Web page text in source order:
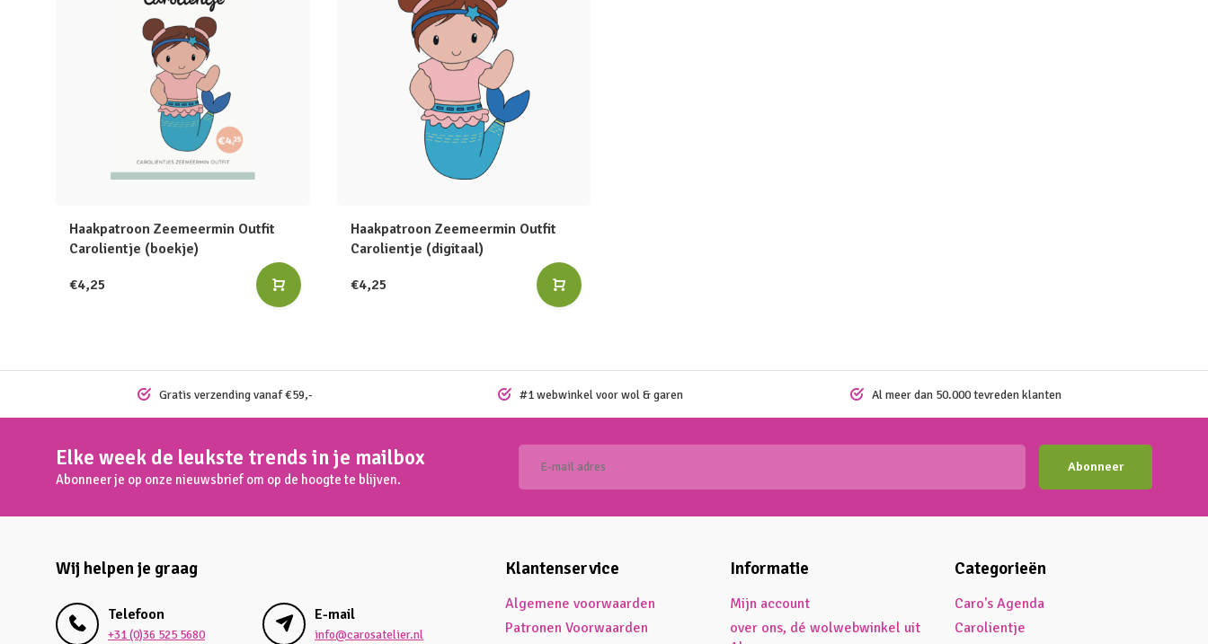
Haakpatroon Zeemeermin Outfit
Carolientje (boekje)
€4,25
Haakpatroon Zeemeermin Outfit
Carolientje (digitaal)
€4,25
Gratis verzending vanaf €59,- #1 webwinkel voor wol & garen Al meer dan 50.000 tevreden klanten
Elke week de leukste trends in je mailbox
Abonneer je op onze nieuwsbrief om op de hoogte te blijven.
Abonneer
Wij helpen je graag
Telefoon
+31 (0)36 525 5680
E-mail
info@carosatelier.nl
Klantenservice
Algemene voorwaarden
Patronen Voorwaarden
Informatie
Mijn account
over ons, dé wolwebwinkel uit
Categorieën
Caro's Agenda
Carolientje